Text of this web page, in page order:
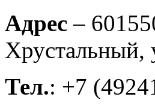
Адрес –
Хрустальный,
Тел.: +7